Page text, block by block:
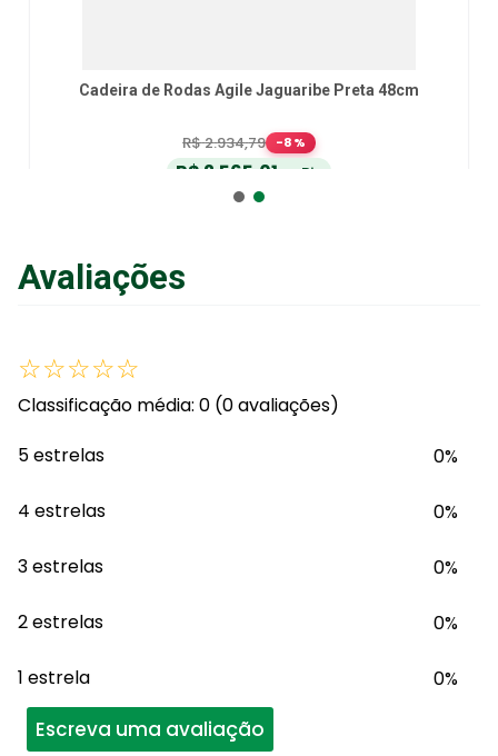
Cadeira de Rodas Agile Jaguaribe Preta 48cm
R$2.934,79 -8%
R$2.565,01no Pix
700 01
Adicionar ao Carrinho
Avaliações
☆☆☆☆☆
Classificação média: 0 (0 avaliações)
5 estrelas
0%
4 estrelas 0%
3 estrelas 0%
2 estrelas 0%
1 estrela 0%
Escreva uma avaliação